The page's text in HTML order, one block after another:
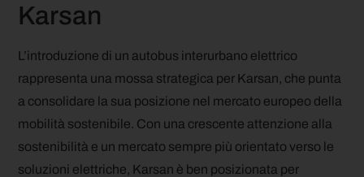
Karsan
L’introduzione di un autobus interurbano elettrico
rappresenta una mossa strategica per Karsan, che punta
a consolidare la sua posizione nel mercato europeo della
mobilità sostenibile. Con una crescente attenzione alla
sostenibilità e un mercato sempre più orientato verso le
soluzioni elettriche, Karsan è ben posizionata per